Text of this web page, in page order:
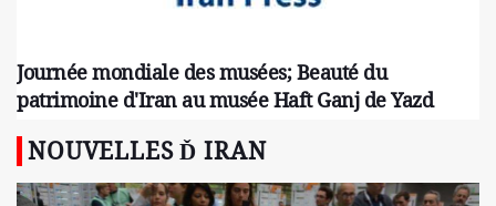
Journée mondiale des musées; Beauté du
patrimoine d'Iran au musée Haft Ganj de Yazd
NOUVELLES Ď IRAN